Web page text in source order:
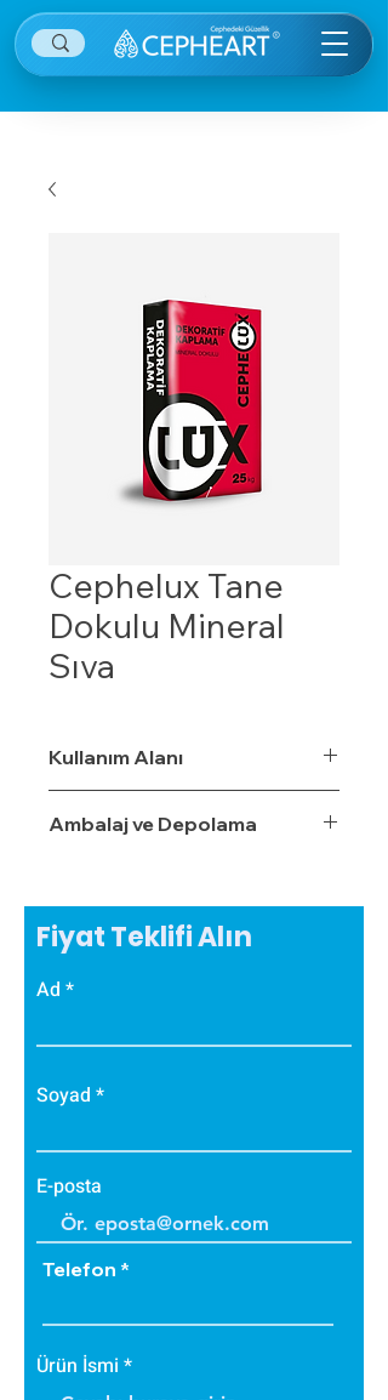
Cephelux Tane
Dokulu Mineral
Sıva
Kullanım Alanı
Ambalaj ve Depolama
Fiyat Teklifi Alın
Ad
Soyad
E-posta
Telefon
Ürün İsmi